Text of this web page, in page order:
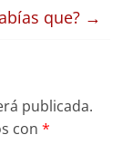
que? →
publicada.
con*